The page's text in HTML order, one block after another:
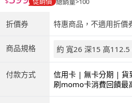
折價券 特惠商品，不適用折價
商品規格 約 寬26 深15 高112.5
付款方式
信用卡 | 無卡分期 | 貨
商付款 | ATM | 銀聯卡
刷momo卡消費回饋最